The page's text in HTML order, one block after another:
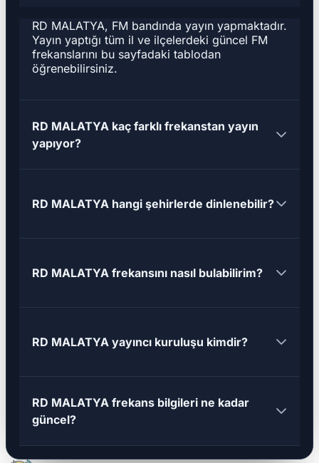
RD MALATYA, FM bandında yayın yapmaktadır.
Yayın yaptığı tüm il ve ilçelerdeki güncel FM
frekanslarını bu sayfadaki tablodan
öğrenebilirsiniz.
RD MALATYA kaç farklı frekanstan yayın
yapıyor?
RD MALATYA hangi şehirlerde dinlenebilir?
RD MALATYA frekansını nasıl bulabilirim?
RD MALATYA yayıncı kuruluşu kimdir?
RD MALATYA frekans bilgileri ne kadar
güncel?